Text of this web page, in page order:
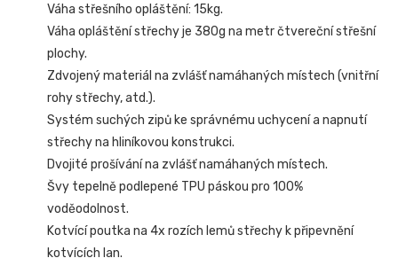
Váha střešního opláštění: 15kg.
Váha opláštění střechy je 380g na metr čtvereční střešní
plochy.
Zdvojený materiál na zvlášť namáhaných místech (vnitřní
rohy střechy, atd.).
Systém suchých zipů ke správnému uchycení a napnutí
střechy na hliníkovou konstrukci.
Dvojité prošívání na zvlášť namáhaných místech.
Švy tepelně podlepené TPU páskou pro 100%
voděodolnost.
Kotvící poutka na 4x rozích lemů střechy k připevnění
kotvících lan.